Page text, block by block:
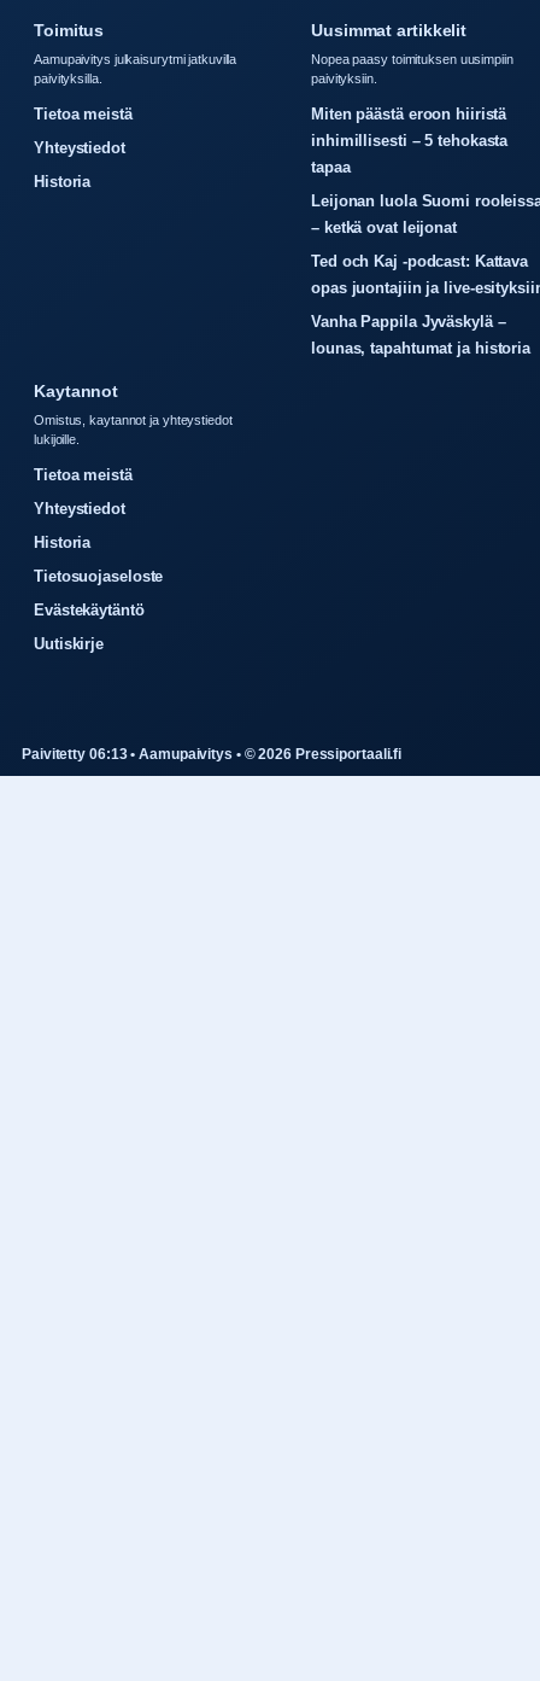
Toimitus
Aamupaivitys julkaisurytmi jatkuvilla
paivityksilla.
Tietoa meistä
Yhteystiedot
Historia
Uusimmat artikkelit
Nopea paasy toimituksen uusimpiin
paivityksiin.
Miten päästä eroon hiiristä
inhimillisesti – 5 tehokasta
tapaa
Leijonan luola Suomi
– ketkä ovat leijonat
Ted och Kaj -podcast: Kattava
opas juontajiin ja live-
Vanha Pappila Jyväskylä –
lounas, tapahtumat ja historia
Kaytannot
Omistus, kaytannot ja yhteystiedot
lukijoille.
Tietoa meistä
Yhteystiedot
Historia
Tietosuojaseloste
Evästekäytäntö
Uutiskirje
Paivitetty 06:13 • Aamupaivitys • © 2026 Pressiportaali.fi